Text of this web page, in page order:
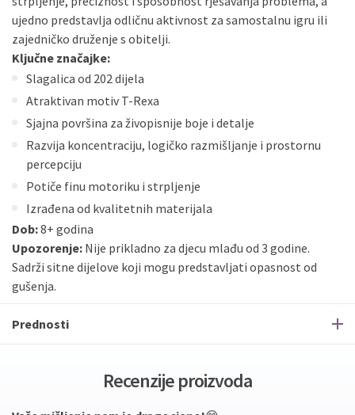
ujedno predstavlja odličnu aktivnost za samostalnu igru ili
zajedničko druženje s obitelji.
Ključne značajke:
Slagalica od 202 dijela
Atraktivan motiv T-Rexa
Sjajna površina za živopisnije boje i detalje
Razvija koncentraciju, logičko razmišljanje i prostornu
percepciju
Potiče finu motoriku i strpljenje
Izrađena od kvalitetnih materijala
Dob:8+ godina
Upozorenje: Nije prikladno za djecu mlađu od 3 godine.
Sadrži sitne dijelove koji mogu predstavljati opasnost od
gušenja.
Prednosti
Recenzije proizvoda